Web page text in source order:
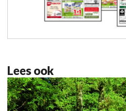
Lees ook